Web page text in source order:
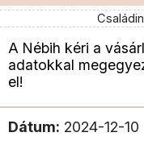
A Nébih kéri a
adatokkal
el!
Dátum: 2024-12-10